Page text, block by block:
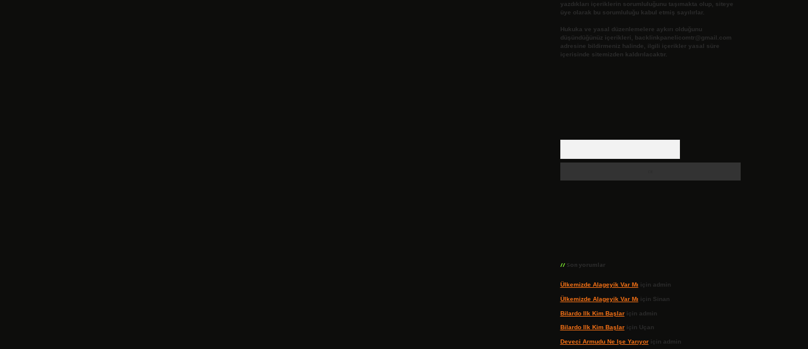
yazdıkları içeriklerin sorumluluğunu taşımakta olup, siteye
üye olarak bu sorumluluğu kabul etmiş sayılırlar.
Hukuka ve yasal düzenlemelere aykırı olduğunu
düşündüğünüz içerikleri,
backlinkpanelicomtr@gmail.com
adresine bildirmeniz halinde, ilgili içerikler yasal süre
içerisinde sitemizden kaldırılacaktır.
Son yorumlar
Ülkemizde Alageyik Var Mı için admin
Ülkemizde Alageyik Var Mı için Sinan
Bilardo Ilk Kim Başlariçin admin
Bilardo Ilk Kim Başlariçin Uçan
Deveci Armudu Ne Işe Yarıyoriçin admin